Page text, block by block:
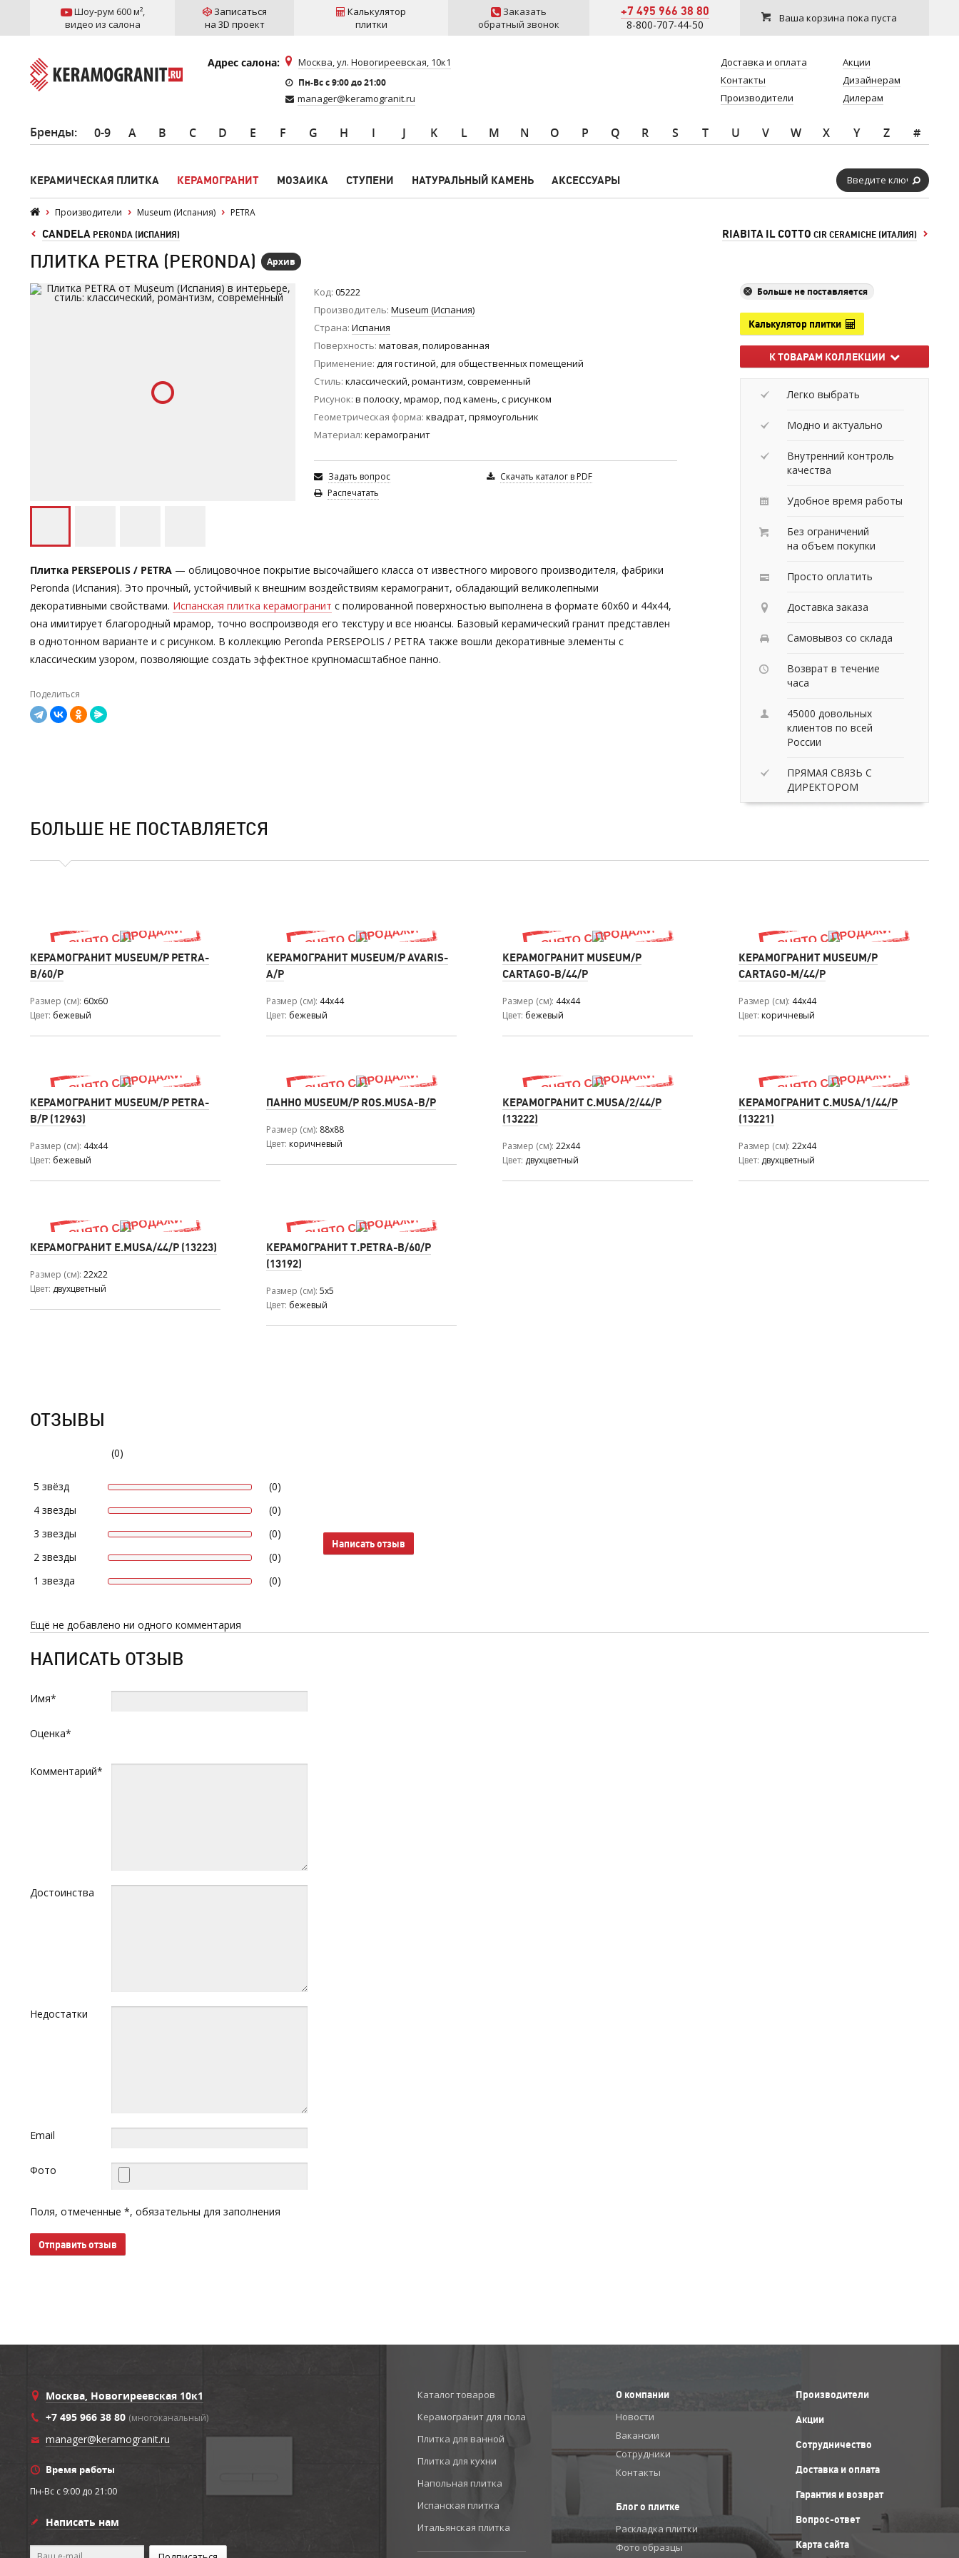
Шоу-рум 600 м²,
видео из салона
Записаться
на 3D проект
Калькулятор
плитки
Заказать
обратный звонок
+7 495 966 38 80
8-800-707-44-50 Ваша корзина пока пуста
Адрес салона: Москва, ул. Новогиреевская, 10к1
Пн-Вс c 9:00 до 21:00
manager@keramogranit.ru
Доставка и оплата
Контакты
Производители
Акции
Дизайнерам
Дилерам
Бренды: 0-9 A B C D E F G H I J K L M N O P Q R S T U V W X Y Z #
КЕРАМИЧЕСКАЯ ПЛИТКА КЕРАМОГРАНИТ МОЗАИКА СТУПЕНИ НАТУРАЛЬНЫЙ КАМЕНЬ АКСЕССУАРЫ
Производители Museum (Испания) PETRA
CANDELA PERONDA (ИСПАНИЯ) RIABITA IL COTTO CIR CERAMICHE (ИТАЛИЯ)
ПЛИТКА PETRA (PERONDA) Архив
Код 05222
Производитель Museum (Испания)
Страна Испания
Поверхность матовая, полированная
Применение для гостиной, для общественных помещений
Стиль классический, романтизм, современный
Рисунок в полоску, мрамор, под камень, с рисунком
Геометрическая форма квадрат, прямоугольник
Материал керамогранит
Задать вопрос
Скачать каталог в PDF
Распечатать
Плитка PERSEPOLIS / PETRA — облицовочное покрытие высочайшего класса от известного мирового производителя, фабрики
Peronda (Испания). Это прочный, устойчивый к внешним воздействиям керамогранит, обладающий великолепными
декоративными свойствами. Испанская плитка керамогранит с полированной поверхностью выполнена в формате 60х60 и 44х44,
она имитирует благородный мрамор, точно воспроизводя его текстуру и все нюансы. Базовый керамический гранит представлен
в однотонном варианте и с рисунком. В коллекцию Peronda PERSEPOLIS / PETRA также вошли декоративные элементы с
классическим узором, позволяющие создать эффектное крупномасштабное панно.
Поделиться
Больше не поставляется
Калькулятор плитки
К ТОВАРАМ КОЛЛЕКЦИИ
Легко выбрать
Модно и актуально
Внутренний контроль
качества
Удобное время работы
Без ограничений
на объем покупки
Просто оплатить
Доставка заказа
Самовывоз со склада
Возврат в течение
часа
45000 довольных
клиентов по всей
России
ПРЯМАЯ СВЯЗЬ С
ДИРЕКТОРОМ
БОЛЬШЕ НЕ ПОСТАВЛЯЕТСЯ
КЕРАМОГРАНИТ MUSEUM/P PETRA-
B/60/P
Размер (см) 60x60
Цвет бежевый
КЕРАМОГРАНИТ MUSEUM/P AVARIS-
A/P
Размер (см) 44x44
Цвет бежевый
КЕРАМОГРАНИТ MUSEUM/P
CARTAGO-B/44/P
Размер (см) 44x44
Цвет бежевый
КЕРАМОГРАНИТ MUSEUM/P
CARTAGO-M/44/P
Размер (см) 44x44
Цвет коричневый
КЕРАМОГРАНИТ MUSEUM/P PETRA-
B/P (12963)
Размер (см) 44x44
Цвет бежевый
ПАННО MUSEUM/P ROS.MUSA-B/P
Размер (см) 88x88
Цвет коричневый
КЕРАМОГРАНИТ C.MUSA/2/44/P
(13222)
Размер (см) 22x44
Цвет двухцветный
КЕРАМОГРАНИТ C.MUSA/1/44/P
(13221)
Размер (см) 22x44
Цвет двухцветный
КЕРАМОГРАНИТ E.MUSA/44/P (13223)
Размер (см) 22x22
Цвет двухцветный
КЕРАМОГРАНИТ T.PETRA-B/60/P
(13192)
Размер (см) 5x5
Цвет бежевый
ОТЗЫВЫ
(0)
5 звёзд
(0)
4 звезды
(0)
3 звезды
(0)
2 звезды
(0)
1 звезда
(0)
Написать отзыв
Ещё не добавлено ни одного комментария
НАПИСАТЬ ОТЗЫВ
Имя*
Оценка*
Комментарий*
Достоинства
Недостатки
Email
Фото
Поля, отмеченные *, обязательны для заполнения
Отправить отзыв
Москва, Новогиреевская 10к1
+7 495 966 38 80 (многоканальный)
manager@keramogranit.ru
Время работы
Пн-Вс c 9:00 до 21:00
Написать нам
Каталог товаров
Керамогранит для пола
Плитка для ванной
Плитка для кухни
Напольная плитка
Испанская плитка
Итальянская плитка
О компании
Новости
Вакансии
Сотрудники
Контакты
Блог о плитке
Раскладка плитки
Фото образцы
Производители
Акции
Сотрудничество
Доставка и оплата
Гарантия и возврат
Вопрос-ответ
Карта сайта